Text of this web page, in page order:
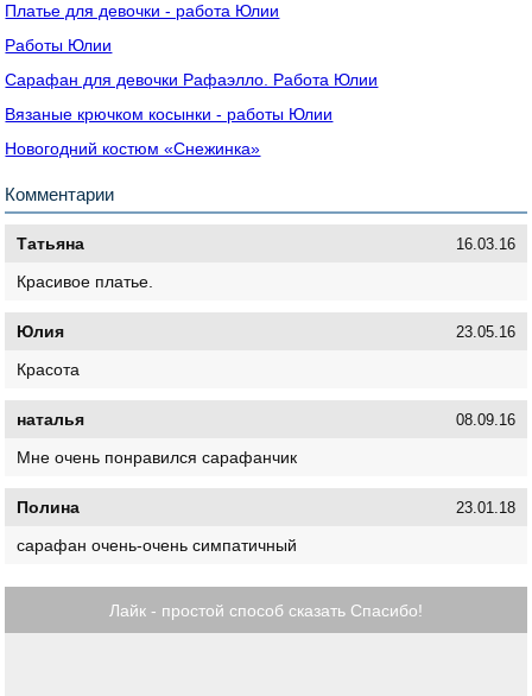
Платье для девочки - работа Юлии
Работы Юлии
Сарафан для девочки Рафаэлло. Работа Юлии
Вязаные крючком косынки - работы Юлии
Новогодний костюм «Снежинка»
Комментарии
Татьяна 16.03.16
Красивое платье.
Юлия 23.05.16
Красота
наталья 08.09.16
Мне очень понравился сарафанчик
Полина 23.01.18
сарафан очень-очень симпатичный
Лайк - простой способ сказать Спасибо!